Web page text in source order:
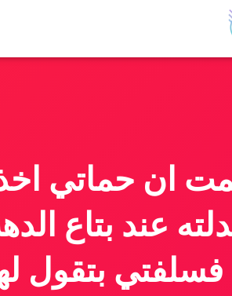
ان حماتي
عند بتاع
فسلفتي بتقول